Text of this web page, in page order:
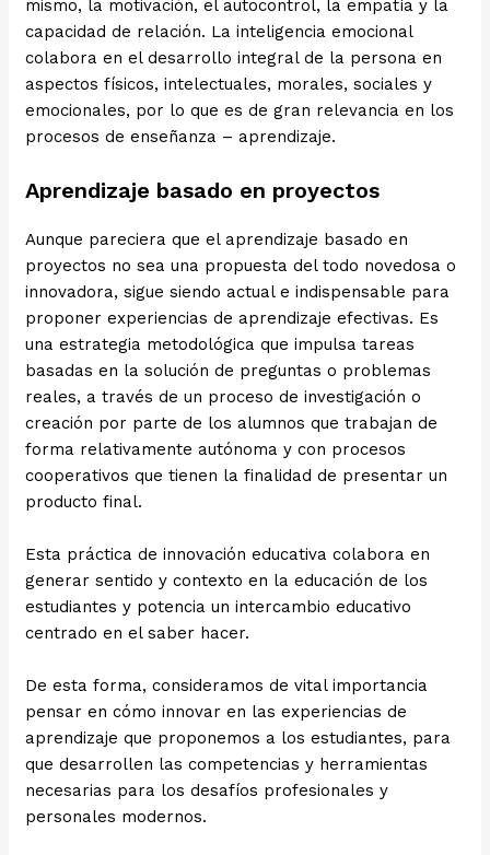
mismo, la motivación, el autocontrol, la empatía y la
capacidad de relación. La inteligencia emocional
colabora en el desarrollo integral de la persona en
aspectos físicos, intelectuales, morales, sociales y
emocionales, por lo que es de gran relevancia en los
procesos de enseñanza – aprendizaje.
Aprendizaje basado en proyectos
Aunque pareciera que el aprendizaje basado en
proyectos no sea una propuesta del todo novedosa o
innovadora, sigue siendo actual e indispensable para
proponer experiencias de aprendizaje efectivas. Es
una estrategia metodológica que impulsa tareas
basadas en la solución de preguntas o problemas
reales, a través de un proceso de investigación o
creación por parte de los alumnos que trabajan de
forma relativamente autónoma y con procesos
cooperativos que tienen la finalidad de presentar un
producto final.
Esta práctica de innovación educativa colabora en
generar sentido y contexto en la educación de los
estudiantes y potencia un intercambio educativo
centrado en el saber hacer.
De esta forma, consideramos de vital importancia
pensar en cómo innovar en las experiencias de
aprendizaje que proponemos a los estudiantes, para
que desarrollen las competencias y herramientas
necesarias para los desafíos profesionales y
personales modernos.